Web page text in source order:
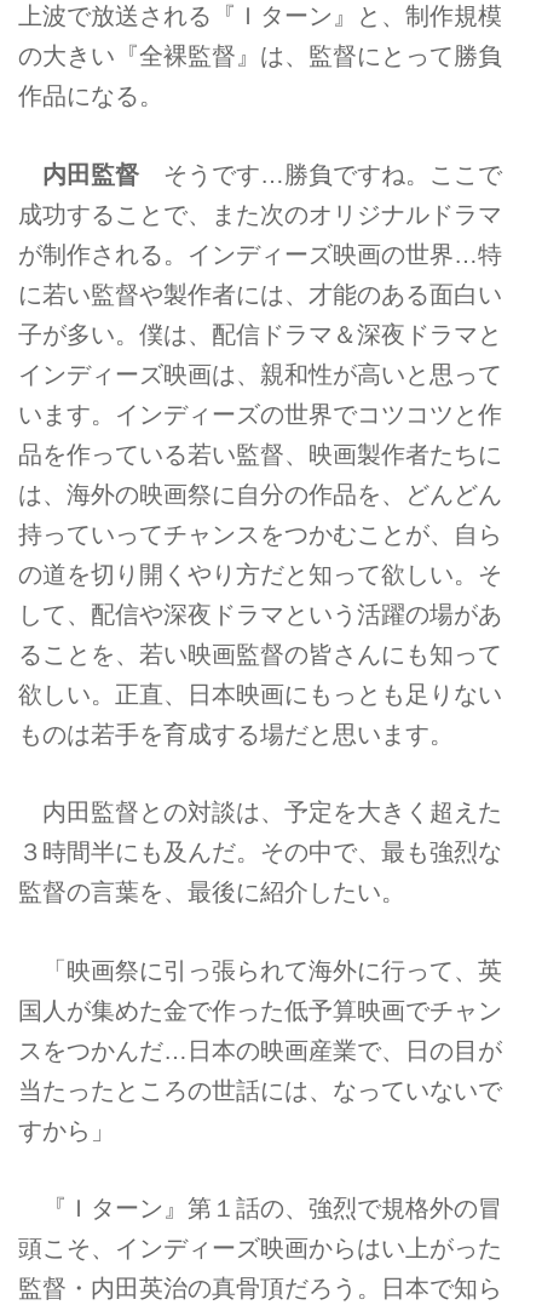
上波で放送される『Ｉターン』と、制作規模
の大きい『全裸監督』は、監督にとって勝負
作品になる。
内田監督 そうです…勝負ですね。ここで
成功することで、また次のオリジナルドラマ
が制作される。インディーズ映画の世界…特
に若い監督や製作者には、才能のある面白い
子が多い。僕は、配信ドラマ＆深夜ドラマと
インディーズ映画は、親和性が高いと思って
います。インディーズの世界でコツコツと作
品を作っている若い監督、映画製作者たちに
は、海外の映画祭に自分の作品を、どんどん
持っていってチャンスをつかむことが、自ら
の道を切り開くやり方だと知って欲しい。そ
して、配信や深夜ドラマという活躍の場があ
ることを、若い映画監督の皆さんにも知って
欲しい。正直、日本映画にもっとも足りない
ものは若手を育成する場だと思います。
内田監督との対談は、予定を大きく超えた
３時間半にも及んだ。その中で、最も強烈な
監督の言葉を、最後に紹介したい。
「映画祭に引っ張られて海外に行って、英
国人が集めた金で作った低予算映画でチャン
スをつかんだ…日本の映画産業で、日の目が
当たったところの世話には、なっていないで
すから」
『Ｉターン』第１話の、強烈で規格外の冒
頭こそ、インディーズ映画からはい上がった
監督・内田英治の真骨頂だろう。日本で知ら